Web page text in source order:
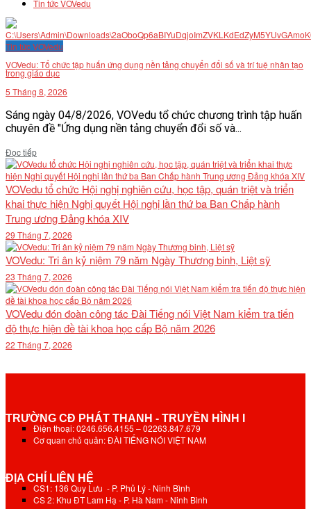
Tin tức VOVedu
Tin tức VOVedu
VOVedu: Tổ chức tập huấn ứng dụng nền tảng chuyển đổi số và trí tuệ nhân tạo
trong giáo dục
5 Tháng 8, 2026
Sáng ngày 04/8/2026, VOVedu tổ chức chương trình tập huấn
chuyên đề "Ứng dụng nền tảng chuyển đổi số và...
Đọc tiếpDetails
VOVedu tổ chức Hội nghị nghiên cứu, học tập, quán triệt và triển
khai thực hiện Nghị quyết Hội nghị lần thứ ba Ban Chấp hành
Trung ương Đảng khóa XIV
29 Tháng 7, 2026
VOVedu: Tri ân kỷ niệm 79 năm Ngày Thương binh, Liệt sỹ
23 Tháng 7, 2026
VOVedu đón đoàn công tác Đài Tiếng nói Việt Nam kiểm tra tiến
độ thực hiện đề tài khoa học cấp Bộ năm 2026
22 Tháng 7, 2026
TRƯỜNG CĐ PHÁT THANH - TRUYỀN HÌNH I
Điện thoại: 0246.656.4155 – 02263.847.679
Cơ quan chủ quản: ĐÀI TIẾNG NÓI VIỆT NAM
ĐỊA CHỈ LIÊN HỆ
CS1: 136 Quy Lưu - P. Phủ Lý - Ninh Bình
CS 2: Khu ĐT Lam Hạ - P. Hà Nam - Ninh Bình